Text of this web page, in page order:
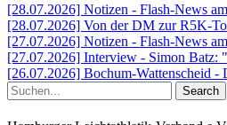
[28.07.2026] Notizen - Flash-News
[28.07.2026] Von der DM zur R5K-
[27.07.2026] Notizen - Flash-News
[27.07.2026] Interview - Simon Batz:
[26.07.2026] Bochum-Wattenscheid -
Search